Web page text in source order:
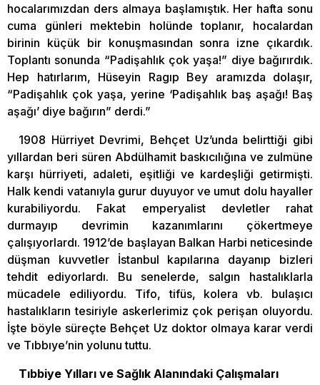
hocalarımızdan ders almaya başlamıştık. Her hafta sonu
cuma günleri mektebin holünde toplanır, hocalardan
birinin küçük bir konuşmasından sonra izne çıkardık.
Toplantı sonunda “Padişahlık çok yaşa!” diye bağırırdık.
Hep hatırlarım, Hüseyin Ragıp Bey aramızda dolaşır,
“Padişahlık çok yaşa, yerine ‘Padişahlık baş aşağı! Baş
aşağı’ diye bağırın” derdi.”
1908 Hürriyet Devrimi, Behçet Uz’unda belirttiği gibi
yıllardan beri süren Abdülhamit baskıcılığına ve zulmüne
karşı hürriyeti, adaleti, eşitliği ve kardeşliği getirmişti.
Halk kendi vatanıyla gurur duyuyor ve umut dolu hayaller
kurabiliyordu. Fakat emperyalist devletler rahat
durmayıp devrimin kazanımlarını çökertmeye
çalışıyorlardı. 1912’de başlayan Balkan Harbi neticesinde
düşman kuvvetler İstanbul kapılarına dayanıp bizleri
tehdit ediyorlardı. Bu senelerde, salgın hastalıklarla
mücadele ediliyordu. Tifo, tifüs, kolera vb. bulaşıcı
hastalıkların tesiriyle askerlerimiz çok perişan oluyordu.
İşte böyle süreçte Behçet Uz doktor olmaya karar verdi
ve Tıbbıye’nin yolunu tuttu.
Tıbbiye Yılları ve Sağlık Alanındaki Çalışmaları